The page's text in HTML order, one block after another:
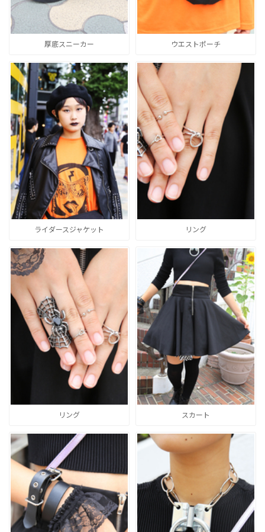
厚底スニーカー ウエストポーチ
ライダースジャケット リング
リング スカート